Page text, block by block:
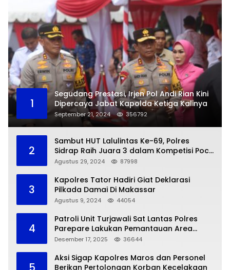
1
Segudang Prestasi, Irjen Pol Andi Rian Kini
Dipercaya Jabat Kapolda Ketiga Kalinya
September 21, 2024 356792
2
Sambut HUT Lalulintas Ke-69, Polres
Sidrap Raih Juara 3 dalam Kompetisi Pocil
Zona 5
Agustus 29, 2024 87998
3
Kapolres Tator Hadiri Giat Deklarasi
Pilkada Damai Di Makassar
Agustus 9, 2024 44054
4
Patroli Unit Turjawali Sat Lantas Polres
Parepare Lakukan Pemantauan Area
Larangan Parkir
Desember 17, 2025 36644
Aksi Sigap Kapolres Maros dan Personel
Berikan Pertolongan Korban Kecelakaan